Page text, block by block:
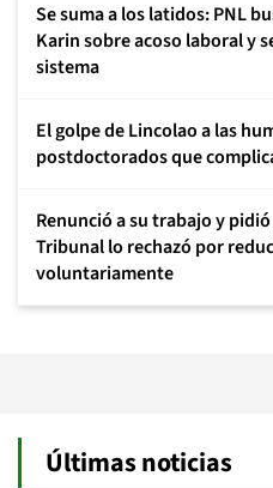
Se suma a los latidos: PNL
Karin sobre acoso laboral y
sistema
El golpe de Lincolao a las
postdoctorados que
Renunció a su trabajo y
Tribunal lo rechazó por
voluntariamente
Últimas noticias